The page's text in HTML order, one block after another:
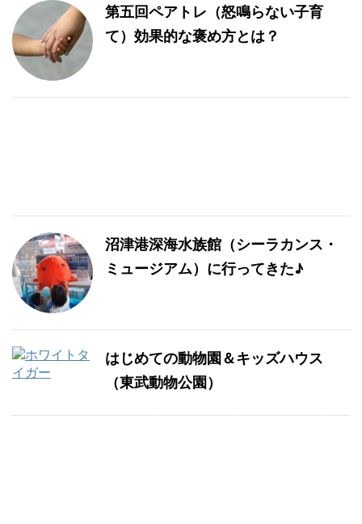
第五回ペアトレ（怒鳴らない子育
て）効果的な褒め方とは？
沼津港深海水族館（シーラカンス・
ミュージアム）に行ってきた♪
はじめての動物園＆キッズハウス
（東武動物公園）